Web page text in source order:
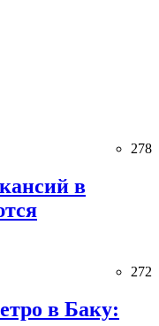
278
в
272
в Баку: